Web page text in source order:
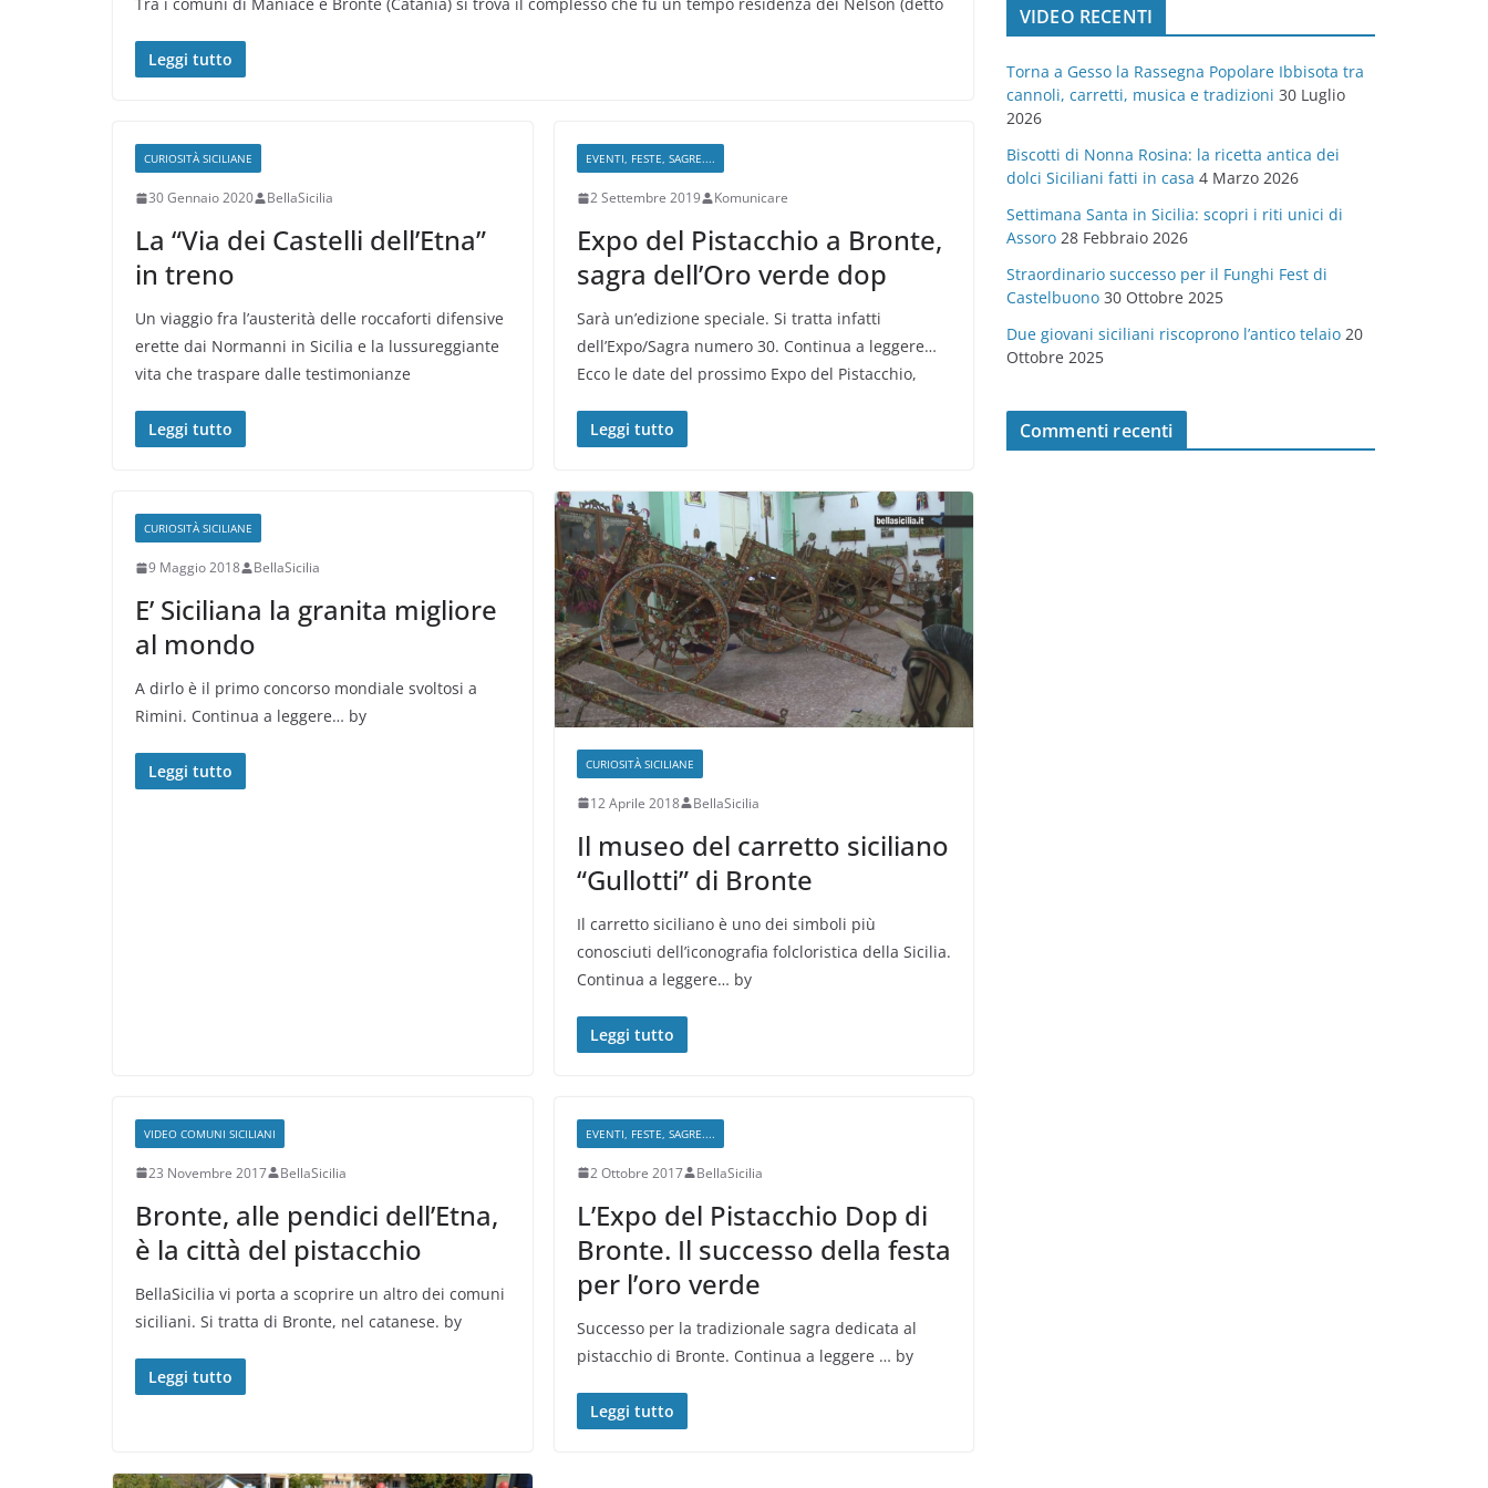
Leggi tutto
CURIOSITÀ SICILIANE
30 Gennaio 2020 BellaSicilia
La “Via dei Castelli dell’Etna”
in treno
Un viaggio fra l’austerità delle roccaforti difensive
erette dai Normanni in Sicilia e la lussureggiante
vita che traspare dalle testimonianze
Leggi tutto
EVENTI, FESTE, SAGRE....
2 Settembre 2019 Komunicare
Expo del Pistacchio a Bronte,
sagra dell’Oro verde dop
Sarà un’edizione speciale. Si tratta infatti
dell’Expo/Sagra numero 30. Continua a leggere…
Ecco le date del prossimo Expo del Pistacchio,
Leggi tutto
CURIOSITÀ SICILIANE
9 Maggio 2018 BellaSicilia
E’ Siciliana la granita migliore
al mondo
A dirlo è il primo concorso mondiale svoltosi a
Rimini. Continua a leggere… by
Leggi tutto CURIOSITÀ SICILIANE
12 Aprile 2018 BellaSicilia
Il museo del carretto siciliano
“Gullotti” di Bronte
Il carretto siciliano è uno dei simboli più
conosciuti dell’iconografia folcloristica della Sicilia.
Continua a leggere… by
Leggi tutto
VIDEO COMUNI SICILIANI
23 Novembre 2017 BellaSicilia
Bronte, alle pendici dell’Etna,
è la città del pistacchio
BellaSicilia vi porta a scoprire un altro dei comuni
siciliani. Si tratta di Bronte, nel catanese. by
Leggi tutto
EVENTI, FESTE, SAGRE....
2 Ottobre 2017 BellaSicilia
L’Expo del Pistacchio Dop di
Bronte. Il successo della festa
per l’oro verde
Successo per la tradizionale sagra dedicata al
pistacchio di Bronte. Continua a leggere … by
Leggi tutto
o
r
e
VIDEO RECENTI
Torna a Gesso la Rassegna Popolare Ibbisota tra
cannoli, carretti, musica e tradizioni 30 Luglio
2026
Biscotti di Nonna Rosina: la ricetta antica dei
dolci Siciliani fatti in casa 4 Marzo 2026
Settimana Santa in Sicilia: scopri i riti unici di
Assoro 28 Febbraio 2026
Straordinario successo per il Funghi Fest di
Castelbuono 30 Ottobre 2025
Due giovani siciliani riscoprono l’antico telaio 20
Ottobre 2025
Commenti recenti